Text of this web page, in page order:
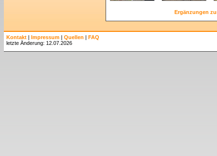
Ergänzungen
Kontakt | Impressum | Quellen | FAQ
letzte Änderung: 12.07.2026